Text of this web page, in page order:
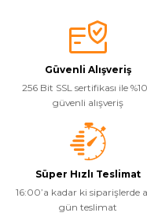
Güvenli Alışveriş
256 Bit SSL sertifikası ile
güvenli alışveriş
Süper Hızlı Teslimat
16:00’a kadar ki siparişlerde
gün teslimat